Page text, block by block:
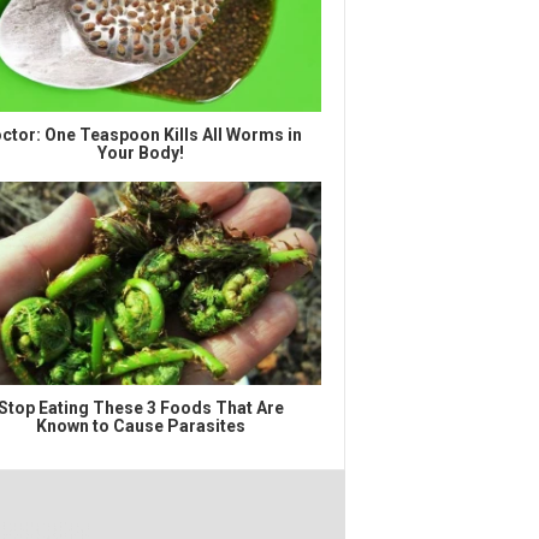
One Teaspoon Kills All Worms in
Your Body!
Eating These 3 Foods That Are
Known to Cause Parasites